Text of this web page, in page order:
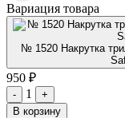
Вариация товара
№ 1520 Накрутка
950 ₽
- 1
+
В корзину